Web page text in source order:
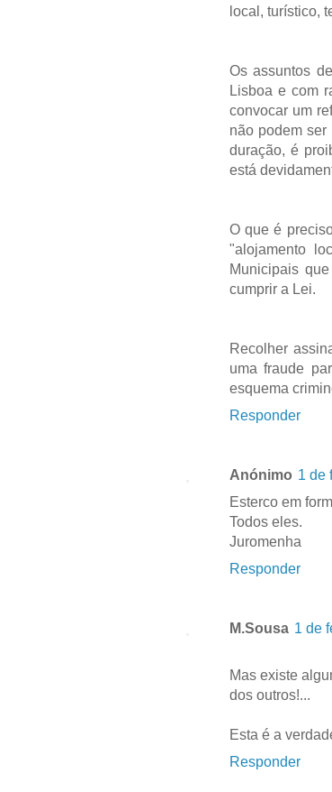
local, turístico,
Os assuntos
Lisboa e com
convocar um
não podem
duração, é
está
O que é
"alojamento
Municipais
cumprir a Lei.
Recolher
uma fraude
esquema
Responder
Anónimo 1 de
Esterco em
Todos eles.
Juromenha
Responder
M.Sousa 1 de
Mas existe
dos outros!...
Esta é a
Responder